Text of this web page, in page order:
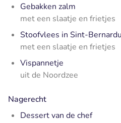
Gebakken zalm
met een slaatje en frietjes
Stoofvlees in Sint-
met een slaatje en frietjes
Vispannetje
uit de Noordzee
Nagerecht
Dessert van de chef